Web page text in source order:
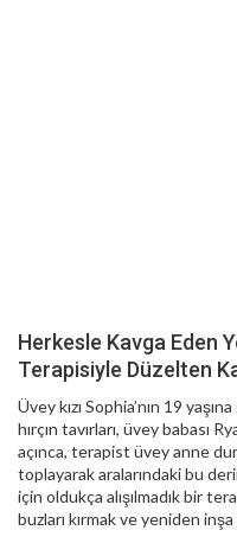
Herkesle Kavga Eden
Terapisiyle Düzelten
Üvey kızı Sophia’nın 19
hırçın tavırları, üvey babası
açınca, terapist üvey anne
toplayarak aralarındaki bu
için oldukça alışılmadık bir
buzları kırmak ve yeniden